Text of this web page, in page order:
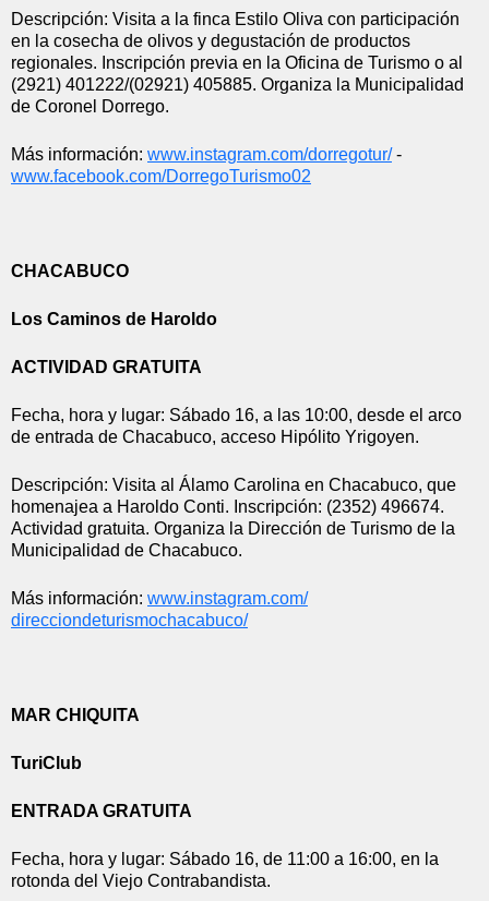
Descripción: Visita a la finca Estilo Oliva con participación
en la cosecha de olivos y degustación de productos
regionales. Inscripción previa en la Oficina de Turismo o al
(2921) 401222/(02921) 405885. Organiza la Municipalidad
de Coronel Dorrego.
Más información: www.instagram.com/dorregotur/
www.facebook.com/DorregoTurismo02
CHACABUCO
Los Caminos de Haroldo
ACTIVIDAD GRATUITA
Fecha, hora y lugar: Sábado 16, a las 10:00, desde el arco
de entrada de Chacabuco, acceso Hipólito Yrigoyen.
Descripción: Visita al Álamo Carolina en Chacabuco, que
homenajea a Haroldo Conti. Inscripción: (2352) 496674.
Actividad gratuita. Organiza la Dirección de Turismo de la
Municipalidad de Chacabuco.
Más información: www.instagram.com/
direcciondeturismochacabuco/
MAR CHIQUITA
TuriClub
ENTRADA GRATUITA
Fecha, hora y lugar: Sábado 16, de 11:00 a 16:00, en la
rotonda del Viejo Contrabandista.